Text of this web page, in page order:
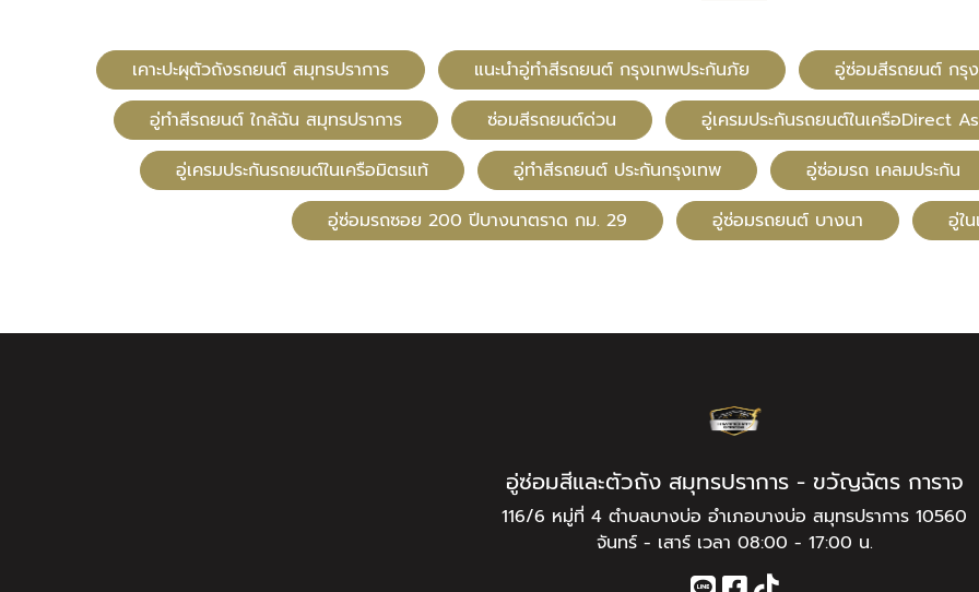
เคาะปะผุตัวถังรถยนต์ สมุทรปราการ แนะนำอู่ทำสีรถยนต์ กรุงเทพประกันภัย
อู่ซ่อมสีรถยนต์ กรุ
อู่ทําสีรถยนต์ ใกล้ฉัน สมุทรปราการ
ซ่อมสีรถยนต์ด่วน
อู่เครมประกันรถยนต์ในเครือDirect
อู่เครมประกันรถยนต์ในเครือมิตรแท้
อู่ทําสีรถยนต์ ประกันกรุงเทพ
อู่ซ่อมรถ เคลมประกัน
อู่ซ่อมรถซอย 200 ปีบางนาตราด กม. 29
อู่ซ่อมรถยนต์ บางนา อู่ใ
อู่ซ่อมสีและตัวถัง สมุทรปราการ - ขวัญฉัตร การาจ
116/6 หมู่ที่ 4 ตำบลบางบ่อ อำเภอบางบ่อ สมุทรปราการ 10560
จันทร์ - เสาร์ เวลา 08:00 - 17:00 น.